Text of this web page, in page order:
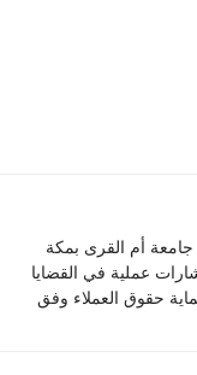
أم القرى بمكة
عملية في القضايا
حقوق العملاء وفق